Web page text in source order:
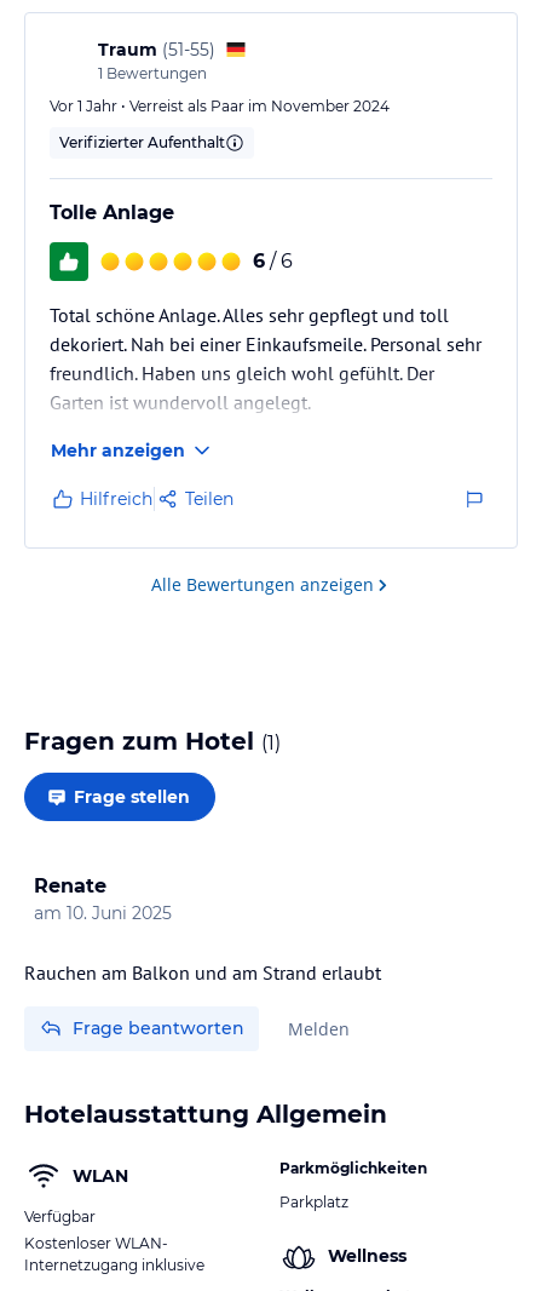
Traum (51-55)
1 Bewertungen
Vor 1 Jahr • Verreist als Paar im November 2024
Verifizierter Aufenthalt
Tolle Anlage
6 / 6
Total schöne Anlage. Alles sehr gepflegt und toll
dekoriert. Nah bei einer Einkaufsmeile. Personal sehr
freundlich. Haben uns gleich wohl gefühlt. Der
Garten ist wundervoll angelegt.
Mehr anzeigen
Hilfreich Teilen
Alle Bewertungen anzeigen
Fragen zum Hotel (1)
Frage stellen
Renate
am 10. Juni 2025
Rauchen am Balkon und am Strand erlaubt
Frage beantworten Melden
Hotelausstattung Allgemein
WLAN
Verfügbar
Kostenloser WLAN-
Internetzugang inklusive
Parkmöglichkeiten
Parkplatz
Wellness